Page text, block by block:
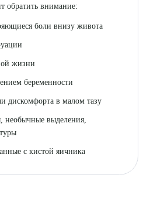
обратить внимание:
боли внизу живота
жизни
беременности
дискомфорта в малом тазу
необычные выделения,
с кистой яичника